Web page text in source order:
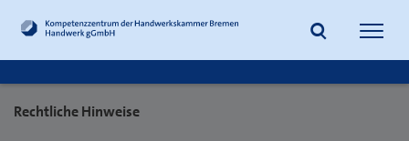
Rechtliche Hinweise